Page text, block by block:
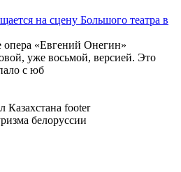
на сцену Большого театра в
опера «Евгений Онегин»
уже восьмой, версией. Это
с юб
белоруссии